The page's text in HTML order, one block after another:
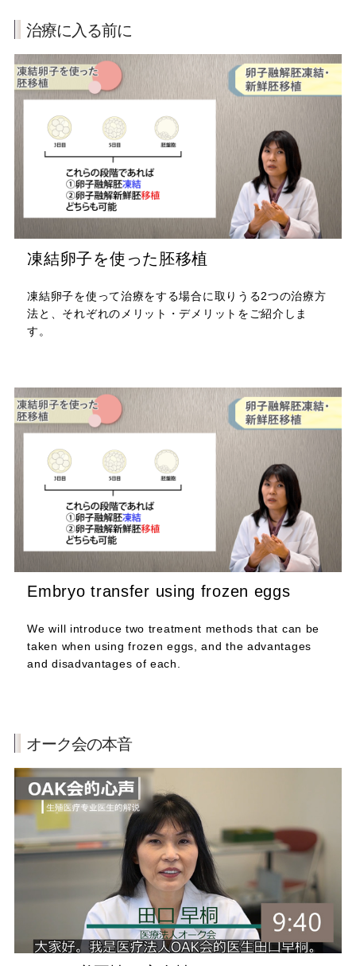
治療に入る前に
凍結卵子を使った胚移植
凍結卵子を使って治療をする場合に取りうる2つの治療方
法と、それぞれのメリット・デメリットをご紹介しま
す。
Embryo transfer using frozen eggs
We will introduce two treatment methods that can be
taken when using frozen eggs, and the advantages
and disadvantages of each.
オーク会の本音